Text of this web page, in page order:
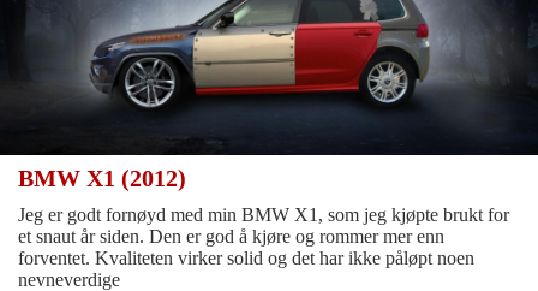
BMW X1 (2012)
Jeg er godt fornøyd med min BMW X1, som jeg kjøpte brukt for
et snaut år siden. Den er god å kjøre og rommer mer enn
forventet. Kvaliteten virker solid og det har ikke påløpt noen
nevneverdige